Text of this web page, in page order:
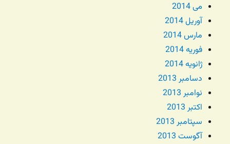
می 2014
آوریل 2014
مارس 2014
فوریه 2014
ژانویه 2014
دسامبر 2013
نوامبر 2013
اکتبر 2013
سپتامبر 2013
آگوست 2013